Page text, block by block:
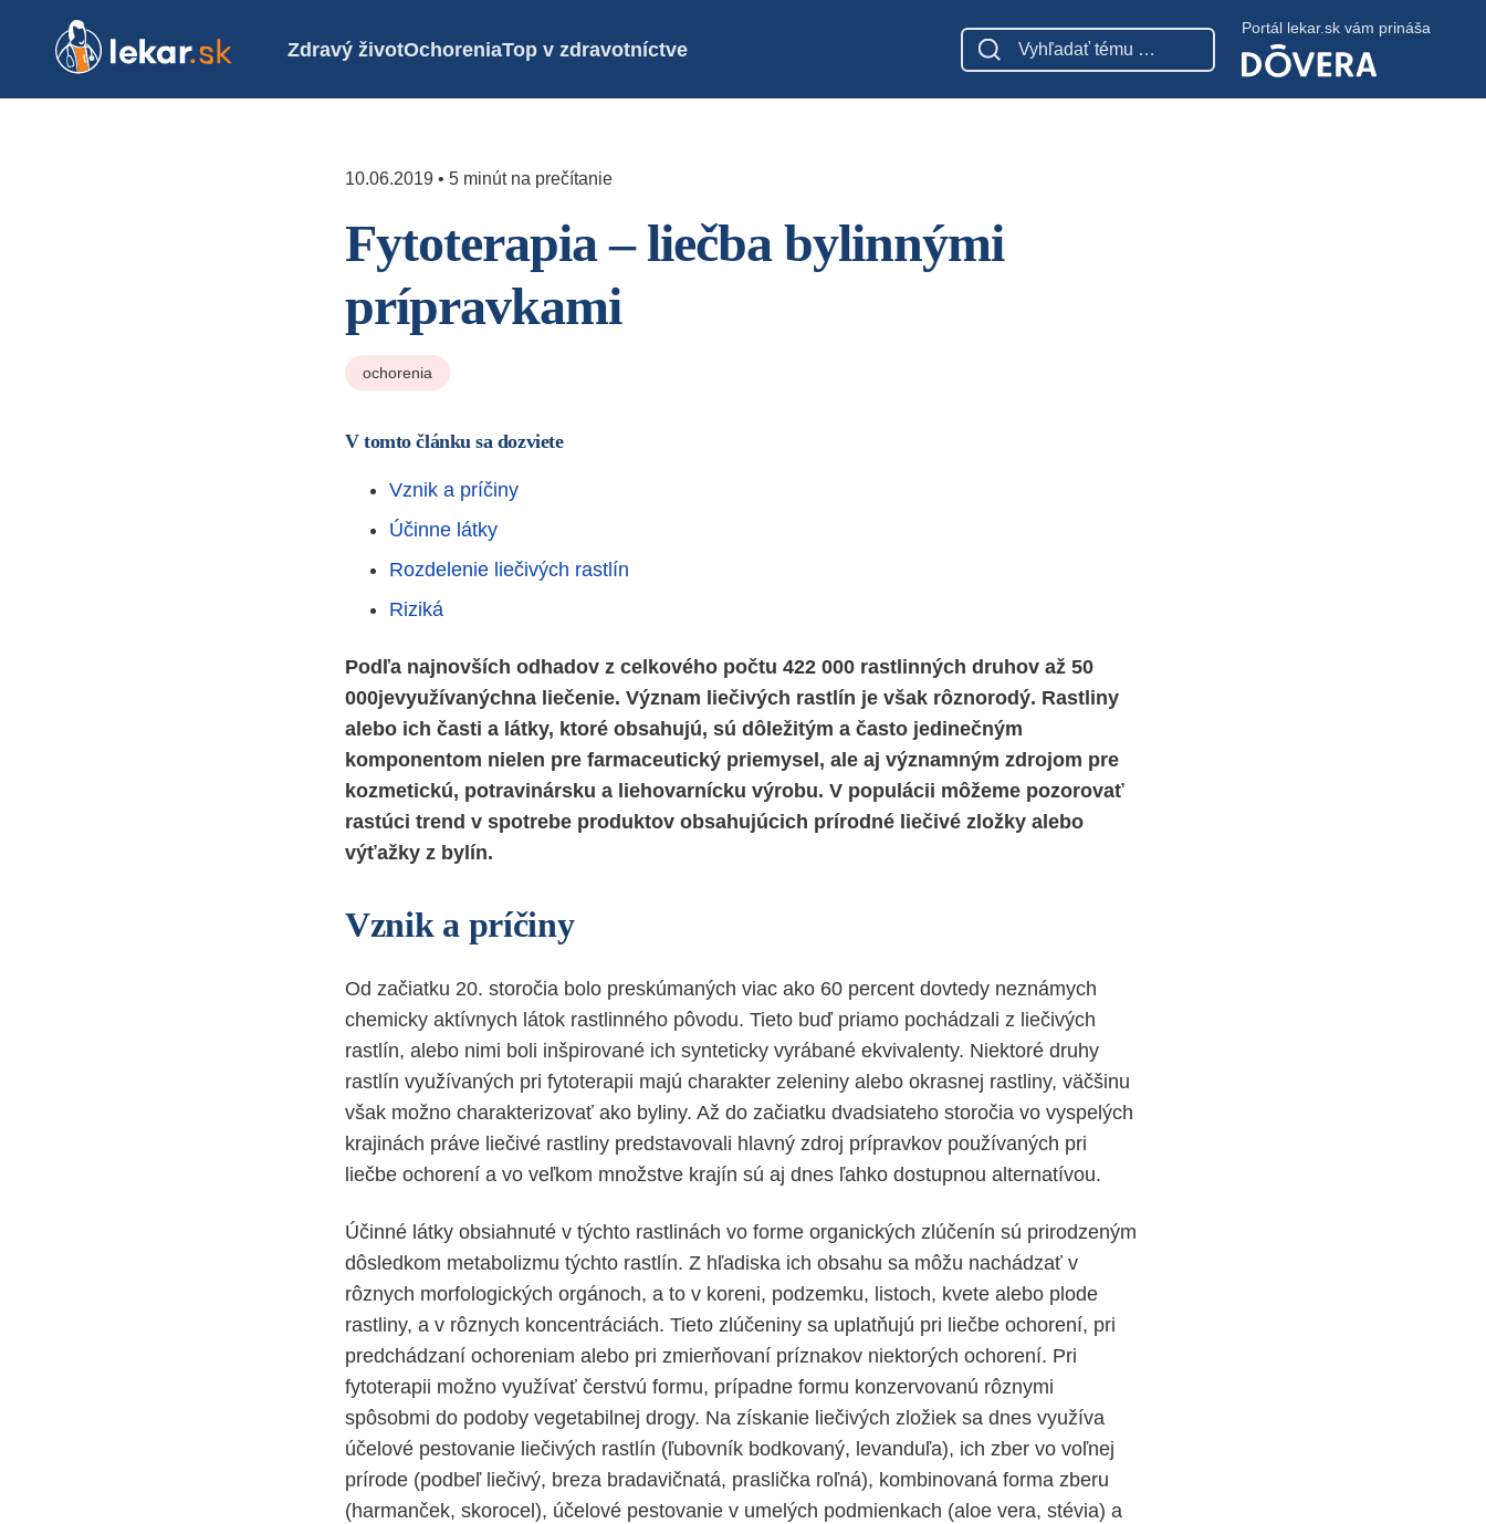
Zdravý životOchoreniaTop v zdravotníctve
Portál lekar.sk vám prináša
10.06.2019 • 5 minút na prečítanie
Fytoterapia – liečba bylinnými
prípravkami
ochorenia
V tomto článku sa dozviete
Vznik a príčiny
Účinne látky
Rozdelenie liečivých rastlín
Riziká
Podľa najnovších odhadov z celkového počtu 422 000 rastlinných druhov až 50
000jevyužívanýchna liečenie. Význam liečivých rastlín je však rôznorodý. Rastliny
alebo ich časti a látky, ktoré obsahujú, sú dôležitým a často jedinečným
komponentom nielen pre farmaceutický priemysel, ale aj významným zdrojom pre
kozmetickú, potravinársku a liehovarnícku výrobu. V populácii môžeme pozorovať
rastúci trend v spotrebe produktov obsahujúcich prírodné liečivé zložky alebo
výťažky z bylín.
Vznik a príčiny
Od začiatku 20. storočia bolo preskúmaných viac ako 60 percent dovtedy neznámych
chemicky aktívnych látok rastlinného pôvodu. Tieto buď priamo pochádzali z liečivých
rastlín, alebo nimi boli inšpirované ich synteticky vyrábané ekvivalenty. Niektoré druhy
rastlín využívaných pri fytoterapii majú charakter zeleniny alebo okrasnej rastliny, väčšinu
však možno charakterizovať ako byliny. Až do začiatku dvadsiateho storočia vo vyspelých
krajinách práve liečivé rastliny predstavovali hlavný zdroj prípravkov používaných pri
liečbe ochorení a vo veľkom množstve krajín sú aj dnes ľahko dostupnou alternatívou.
Účinné látky obsiahnuté v týchto rastlinách vo forme organických zlúčenín sú prirodzeným
dôsledkom metabolizmu týchto rastlín. Z hľadiska ich obsahu sa môžu nachádzať v
rôznych morfologických orgánoch, a to v koreni, podzemku, listoch, kvete alebo plode
rastliny, a v rôznych koncentráciách. Tieto zlúčeniny sa uplatňujú pri liečbe ochorení, pri
predchádzaní ochoreniam alebo pri zmierňovaní príznakov niektorých ochorení. Pri
fytoterapii možno využívať čerstvú formu, prípadne formu konzervovanú rôznymi
spôsobmi do podoby vegetabilnej drogy. Na získanie liečivých zložiek sa dnes využíva
účelové pestovanie liečivých rastlín (ľubovník bodkovaný, levanduľa), ich zber vo voľnej
prírode (podbeľ liečivý, breza bradavičnatá, praslička roľná), kombinovaná forma zberu
(harmanček, skorocel), účelové pestovanie v umelých podmienkach (aloe vera, stévia) a